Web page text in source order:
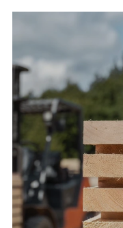
&
mehr